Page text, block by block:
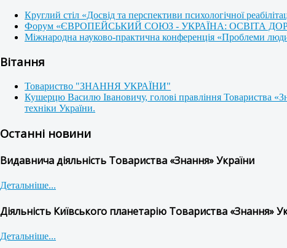
Круглий стіл «Досвід та перспективи психологічної
Форум «ЄВРОПЕЙСЬКИЙ СОЮЗ - УКРАЇНА: ОСВІТА
Міжнародна науково-практична конференція «Проблеми
Вітання
Товариство "ЗНАННЯ УКРАЇНИ"
Кушерцю Василю Івановичу, голові правління Товариства
техніки України.
Останні новини
Видавнича діяльність Товариства «Знання» України
Детальніше...
Діяльність Київського планетарію Товариства «Знання»
Детальніше...